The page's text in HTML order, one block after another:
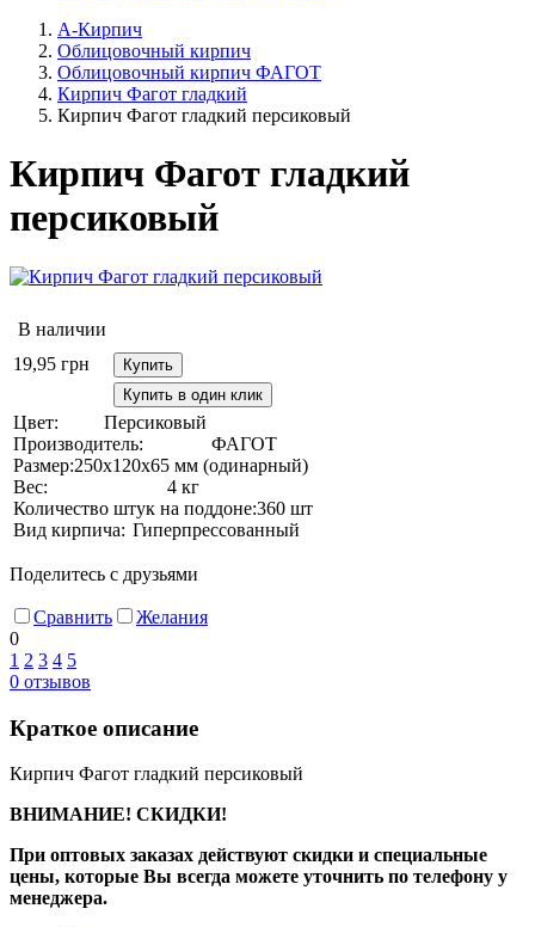
А-Кирпич
Облицовочный кирпич
Облицовочный кирпич ФАГОТ
Кирпич Фагот гладкий
Кирпич Фагот гладкий персиковый
Кирпич Фагот гладкий
персиковый
В наличии
19,95 грн
Купить
Купить в один клик
Цвет:
Персиковый
Производитель:
ФАГОТ
Размер:250х120х65 мм (одинарный)
Вес:
4 кг
Количество штук на поддоне:360 шт
Вид кирпича: Гиперпрессованный
Поделитесь с друзьями
Сравнить
Желания
0
1 2 3 4 5
0 отзывов
Краткое описание
Кирпич Фагот гладкий персиковый
ВНИМАНИЕ! СКИДКИ!
При оптовых заказах действуют скидки и специальные
цены, которые Вы всегда можете уточнить по телефону у
менеджера.